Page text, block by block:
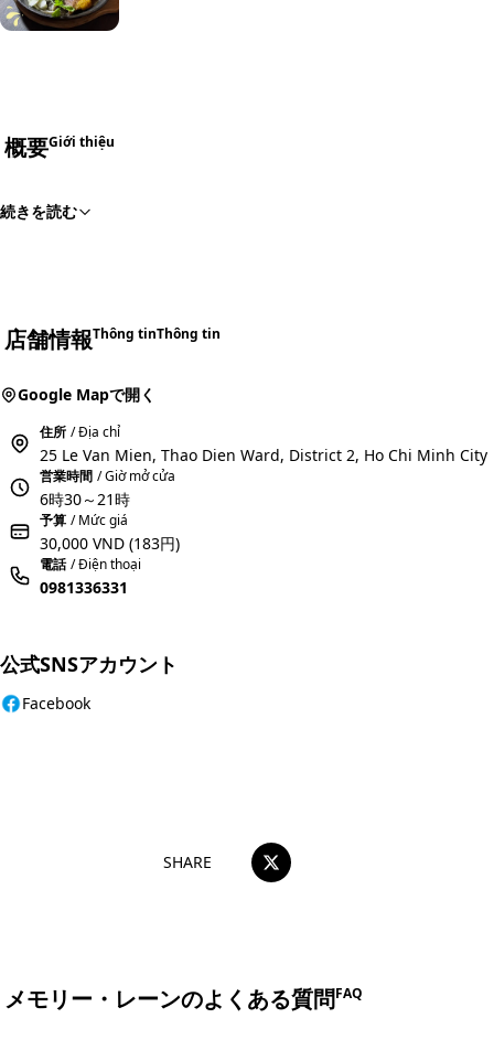
概要Giới thiệu
続きを読む
店舗情報Thông tinThông tin
Google Mapで開く
住所 / Địa chỉ
25 Le Van Mien, Thao Dien Ward, District 2, Ho Chi Minh City
営業時間 / Giờ mở cửa
6時30～21時
予算 / Mức giá
30,000 VND (183円)
電話 / Điện thoại
0981336331
公式SNSアカウント
Facebook
SHARE
メモリー・レーンのよくある質問FAQ